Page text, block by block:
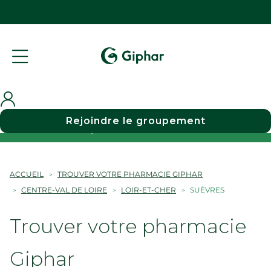
Choisir une pharmacie
Rejoindre le groupement
ACCUEIL
TROUVER VOTRE PHARMACIE GIPHAR
CENTRE-VAL DE LOIRE
LOIR-ET-CHER SUÈVRES
Trouver votre pharmacie
Giphar